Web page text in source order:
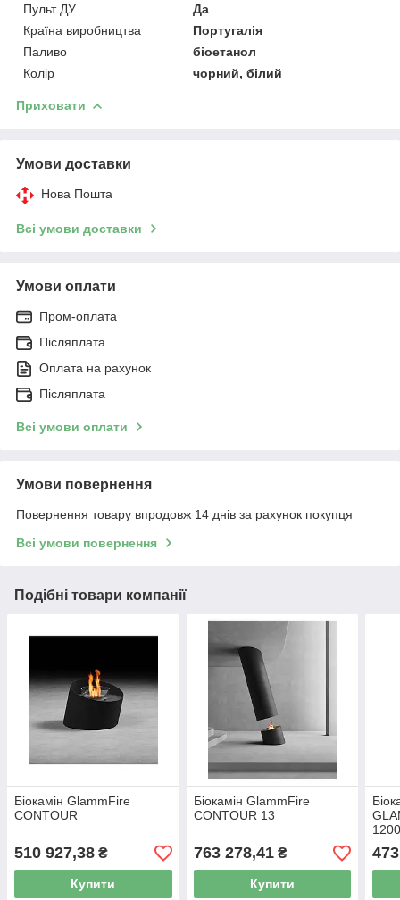
Пульт ДУ
Да
Країна виробництва
Португалія
Паливо
біоетанол
Колір
чорний, білий
Приховати
Умови доставки
Нова Пошта
Всі умови доставки
Умови оплати
Пром-оплата
Післяплата
Оплата на рахунок
Післяплата
Всі умови оплати
Умови повернення
Повернення товару впродовж 14 днів за рахунок покупця
Всі умови повернення
Подібні товари компанії
Біокамін GlammFire
CONTOUR
510 927,38 ₴
Купити
Біокамін GlammFire
CONTOUR 13
763 278,41₴
Купити